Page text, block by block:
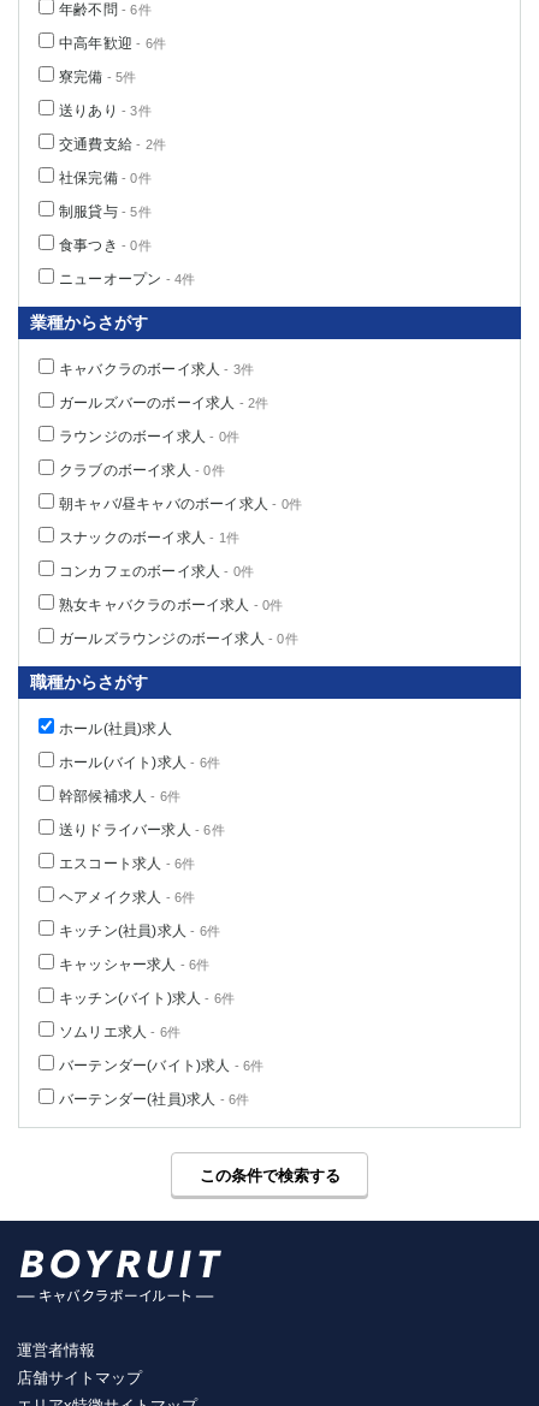
年齢不問 - 6件
中高年歓迎 - 6件
寮完備 - 5件
送りあり - 3件
交通費支給 - 2件
社保完備- 0件
制服貸与- 5件
食事つき - 0件
ニューオープン - 4件
業種からさがす
キャバクラのボーイ求人 - 3件
ガールズバーのボーイ求人 - 2件
ラウンジのボーイ求人 - 0件
クラブのボーイ求人 - 0件
朝キャバ/昼キャバのボーイ求人 - 0件
スナックのボーイ求人 - 1件
コンカフェのボーイ求人 - 0件
熟女キャバクラのボーイ求人 - 0件
ガールズラウンジのボーイ求人 - 0件
職種からさがす
ホール(社員)求人
ホール(バイト)求人 - 6件
幹部候補求人 - 6件
送りドライバー求人 - 6件
エスコート求人 - 6件
ヘアメイク求人 - 6件
キッチン(社員)求人 - 6件
キャッシャー求人 - 6件
キッチン(バイト)求人 - 6件
ソムリエ求人 - 6件
バーテンダー(バイト)求人 - 6件
バーテンダー(社員)求人 - 6件
この条件で検索する
運営者情報
店舗サイトマップ